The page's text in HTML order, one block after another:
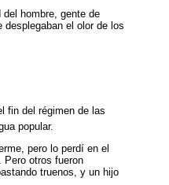
hombre, gente de
el olor de los
fin del régimen de las
popular.
pero lo perdí en el
otros fueron
truenos, y un hijo